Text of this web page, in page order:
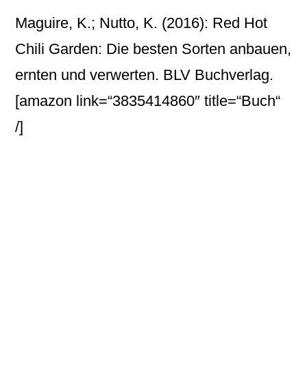
Maguire, K.; Nutto, K. (2016): Red Hot
Chili Garden: Die besten Sorten anbauen,
ernten und verwerten. BLV Buchverlag.
[amazon link=“3835414860″ title=“Buch“
/]